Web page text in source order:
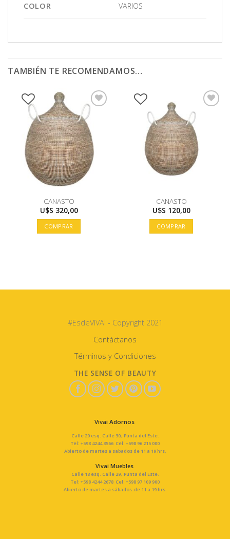
COLOR VARIOS
TAMBIÉN TE RECOMENDAMOS…
CANASTO
U$S 320,00
COMPRAR
CANASTO
U$S 120,00
COMPRAR
#EsdeVIVAI - Copyright 2021
Contáctanos
Términos y Condiciones
THE SENSE OF BEAUTY
Vivai Adornos
Calle 20 esq. Calle 30, Punta del Este.
Tel: +598 4244 3566 Cel: +598 96 215 000
Abierto de martes a sabados de 11 a 19 hrs.
Vivai Muebles
Calle 18 esq. Calle 29, Punta del Este.
Tel: +598 4244 2678 Cel: +598 97 109 900
Abierto de martes a sábados de 11 a 19 hrs.